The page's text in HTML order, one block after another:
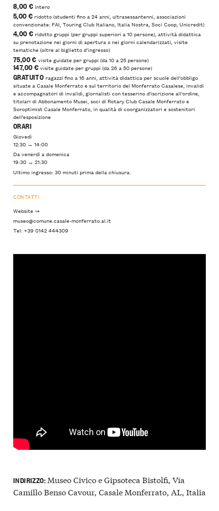
8,00 €intero
5,00 €ridotto (studenti fino a 24 anni, ultrasessantenni, associazioni
convenzionate: FAI, Touring Club Italiano, Italia Nostra, Soci Coop, Unicredit)
4,00 €ridotto gruppi (per gruppi superiori a 10 persone), attività didattica
su prenotazione nei giorni di apertura o nei giorni calendarizzati, visite
tematiche (oltre al biglietto d’ingresso)
75,00 € visite guidate per gruppi (da 10 a 25 persone)
147,00 €visite guidate per gruppi (da 26 a 50 persone)
GRATUITO ragazzi fino a 16 anni, attività didattica per scuole dell'obbligo
situate a Casale Monferrato e sul territorio del Monferrato Casalese, invalidi
e accompagnatori di invalidi, giornalisti con tesserino d'iscrizione all'ordine,
titolari di Abbonamento Musei, soci di Rotary Club Casale Monferrato e
Soroptimist Casale Monferrato, in qualità di coorganizzatori e sostenitori
dell’esposizione
ORARI
Giovedì
12:30 → 14:00
Da venerdì a domenica
19:30 → 21:30
Ultimo ingresso: 30 minuti prima della chiusura.
CONTATTI
Website ↝
museo@comune.casale-monferrato.al.it
Tel: +39 0142 444309
INDIRIZZO:Museo Civico e Gipsoteca Bistolfi, Via
Camillo Benso Cavour, Casale Monferrato, AL, Italia